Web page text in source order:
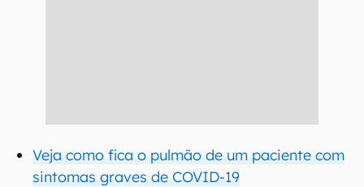
Veja como fica o pulmão de um paciente com
sintomas graves de COVID-19